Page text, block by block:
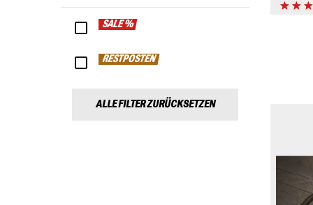
SALE %
RESTPOSTEN
ALLE FILTER ZURÜCKSETZEN